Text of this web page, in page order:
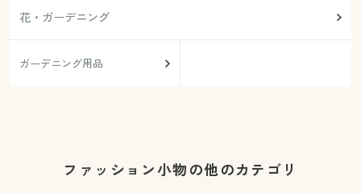
花・ガーデニング
ガーデニング用品
ファッション小物の他のカテゴリ